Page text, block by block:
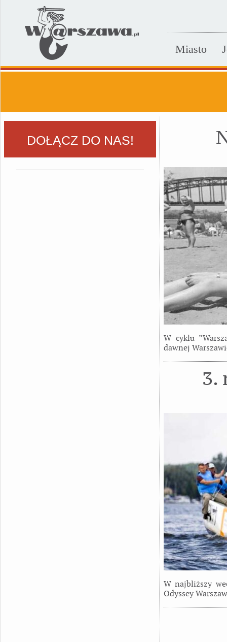
Miasto
DOŁĄCZ DO NAS!
W cyklu
dawnej
3.
W najbliższy
Odyssey